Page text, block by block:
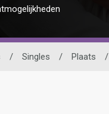
/ Singles / Plaats /